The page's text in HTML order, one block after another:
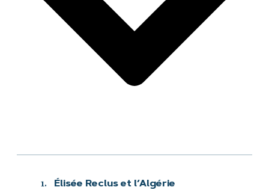
1.
Élisée Reclus et l’Algérie